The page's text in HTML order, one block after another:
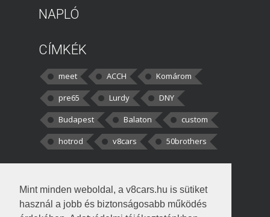
Mint minden weboldal, a v8cars.hu is sütiket
használ a jobb és biztonságosabb működés
NAPLÓ
CÍMKÉK
meet ACCH
Komárom
pre65
Lurdy
DNY
Budapest
Balaton
custom
hotrod
v8cars 50brothers
kortisz:Elszúrtam! Én csak két
darabbaal számoltam. Nem tudtam, hogy fél autót,